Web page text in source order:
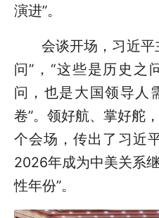
演进”。
会谈开场，习近平
问”，“这些是历史之
问，也是大国领导人
卷”。领好航、掌好舵
个会场，传出了习近
2026年成为中美关系
性年份”。